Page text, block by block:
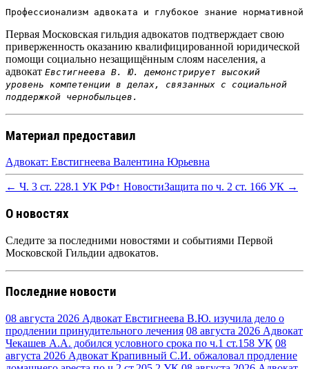
Профессионализм адвоката и глубокое знание
Первая Московская гильдия адвокатов подтверждает свою
приверженность оказанию квалифицированной юридической
помощи социально незащищённым слоям населения, а
адвокат Евстигнеева В. Ю. демонстрирует высокий
уровень компетенции в делах, связанных с социальной
поддержкой чернобыльцев.
Материал предоставил
Адвокат: Евстигнеева Валентина Юрьевна
← Ч. 3 ст. 228.1 УК РФ↑ НовостиЗащита по ч. 2 ст. 166 УК →
О новостях
Следите за последними новостями и событиями Первой
Московской Гильдии адвокатов.
Последние новости
08 августа 2026 Адвокат Евстигнеева В.Ю. изучила дело о
продлении принудительного лечения 08 августа 2026 Адвокат
Чекашев А.А. добился условного срока по ч.1 ст.158 УК 08
августа 2026 Адвокат Крапивный С.И. обжаловал продление